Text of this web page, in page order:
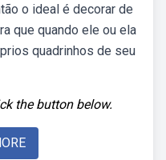
o ideal é decorar de
que quando ele ou ela
quadrinhos de seu
the button below.